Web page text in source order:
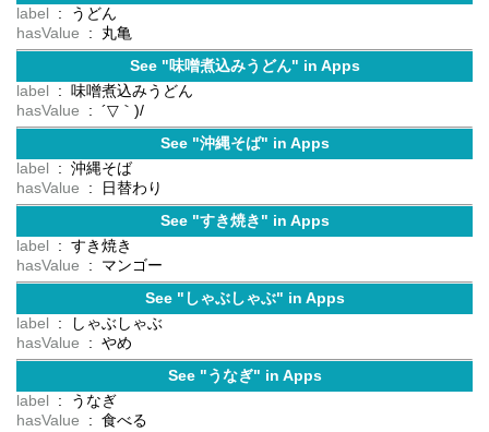
label
: うどん
hasValue
: 丸亀
See "味噌煮込みうどん" in Apps
label
: 味噌煮込みうどん
hasValue
: ´▽｀)/
See "沖縄そば" in Apps
label
: 沖縄そば
hasValue
: 日替わり
See "すき焼き" in Apps
label
: すき焼き
hasValue
: マンゴー
See "しゃぶしゃぶ" in Apps
label
: しゃぶしゃぶ
hasValue
: やめ
See "うなぎ" in Apps
label
: うなぎ
hasValue
: 食べる